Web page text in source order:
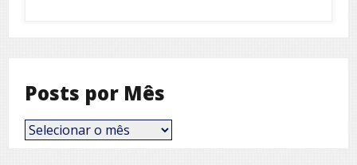
Posts por Mês
Posts
por